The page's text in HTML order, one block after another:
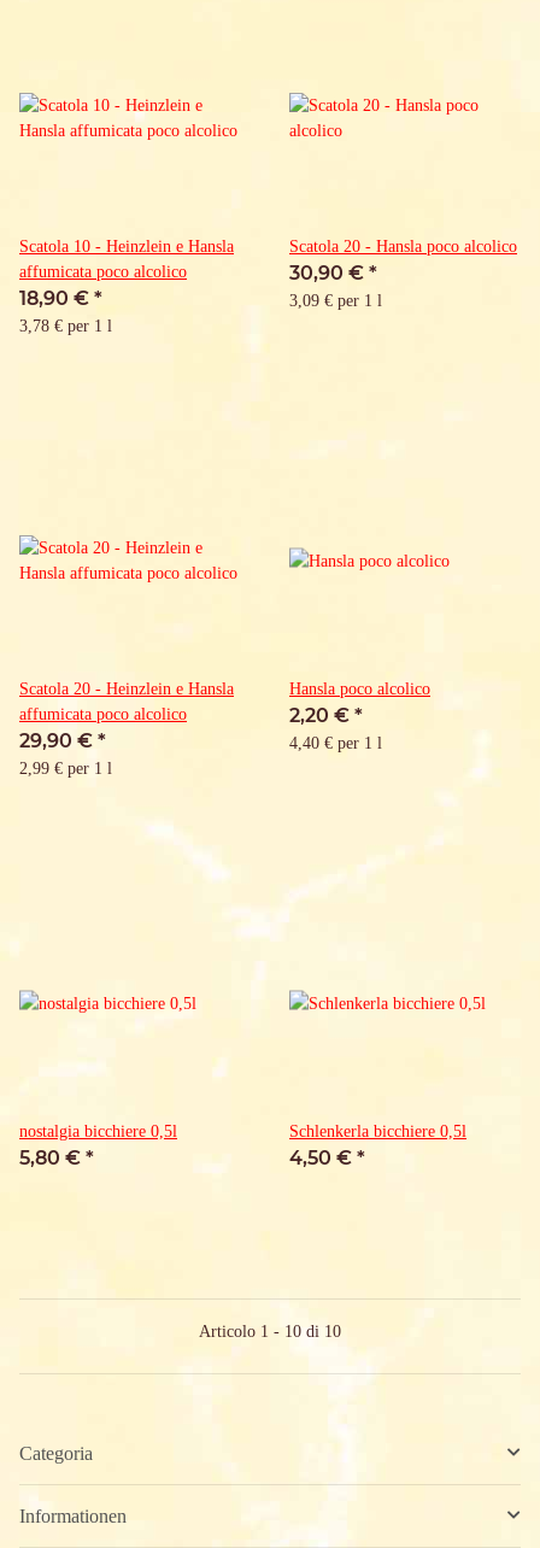
Scatola 10 - Heinzlein e Hansla
affumicata poco alcolico
18,90 € *
3,78 € per 1 l
Scatola 20 - Hansla poco alcolico
30,90 € *
3,09 € per 1 l
Scatola 20 - Heinzlein e Hansla
affumicata poco alcolico
29,90 € *
2,99 € per 1 l
Hansla poco alcolico
2,20 € *
4,40 € per 1 l
nostalgia bicchiere 0,5l
5,80 € *
Schlenkerla bicchiere 0,5l
4,50 € *
Articolo 1 - 10 di 10
Categoria
Informationen